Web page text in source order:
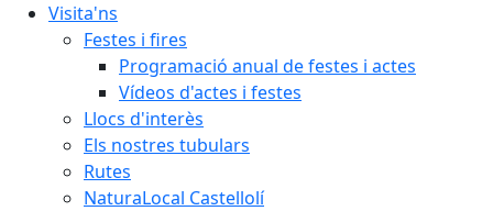
Visita'ns
Festes i fires
Programació anual de festes i actes
Vídeos d'actes i festes
Llocs d'interès
Els nostres tubulars
Rutes
NaturaLocal Castellolí